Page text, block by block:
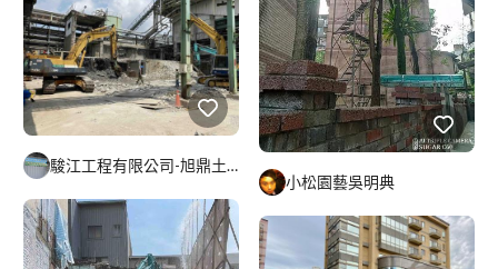
駿江工程有限公司-旭鼎土木包工業
小松園藝吳明典